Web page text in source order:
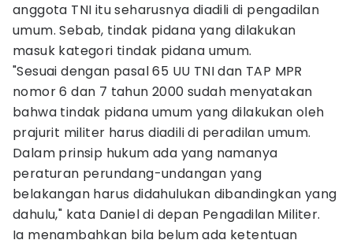
anggota TNI itu seharusnya diadili di pengadilan
umum. Sebab, tindak pidana yang dilakukan
masuk kategori tindak pidana umum.
"Sesuai dengan pasal 65 UU TNI dan TAP MPR
nomor 6 dan 7 tahun 2000 sudah menyatakan
bahwa tindak pidana umum yang dilakukan oleh
prajurit militer harus diadili di peradilan umum.
Dalam prinsip hukum ada yang namanya
peraturan perundang-undangan yang
belakangan harus didahulukan dibandingkan yang
dahulu," kata Daniel di depan Pengadilan Militer.
Ia menambahkan bila belum ada ketentuan